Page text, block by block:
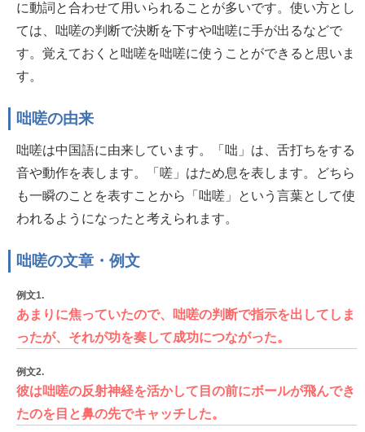
に動詞と合わせて用いられることが多いです。使い方とし
ては、咄嗟の判断で決断を下すや咄嗟に手が出るなどで
す。覚えておくと咄嗟を咄嗟に使うことができると思いま
す。
咄嗟の由来
咄嗟は中国語に由来しています。「咄」は、舌打ちをする
音や動作を表します。「嗟」はため息を表します。どちら
も一瞬のことを表すことから「咄嗟」という言葉として使
われるようになったと考えられます。
咄嗟の文章・例文
例文1.
あまりに焦っていたので、咄嗟の判断で指示を出してしま
ったが、それが功を奏して成功につながった。
例文2.
彼は咄嗟の反射神経を活かして目の前にボールが飛んでき
たのを目と鼻の先でキャッチした。